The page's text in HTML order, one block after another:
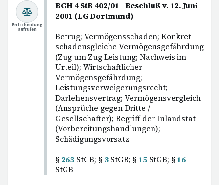
BGH 4 StR 402/01 - Beschluß v. 12. Juni
2001 (LG Dortmund)
Betrug; Vermögensschaden; Konkret
schadensgleiche Vermögensgefährdung
(Zug um Zug Leistung; Nachweis im
Urteil); Wirtschaftlicher
Vermögensgefährdung;
Leistungsverweigerungsrecht;
Darlehensvertrag; Vermögensvergleich
(Ansprüche gegen Dritte /
Gesellschafter); Begriff der Inlandstat
(Vorbereitungshandlungen);
Schädigungsvorsatz
§ 263 StGB; § 3 StGB; § 15 StGB; § 16
StGB
Entscheidung
aufrufen